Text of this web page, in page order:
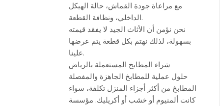
مع مراعاة جودة القماش، حالة الهيكل
الداخلي، ونظافة القطعة.
نحن نؤمن أن الأثاث الجيد لا يفقد قيمته
بسهولة، لذلك نهتم بكل قطعة يتم عرضها
علينا.
شراء المطابخ المستعملة بالرياض
حلول عملية للمطابخ الجاهزة والمفصلة
المطابخ من أكثر أجزاء المنزل تكلفة، سواء
كانت ألمنيوم أو خشب أو أكريليك. مؤسسة